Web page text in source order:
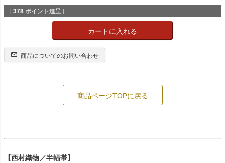
[ 378 ポイント進呈 ]
カートに入れる
商品についてのお問い合わせ
商品ページTOPに戻る
【西村織物／半幅帯】